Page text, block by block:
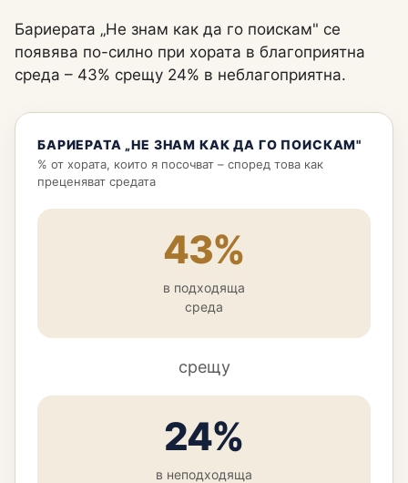
Бариерата „Не знам как да го поискам" се
появява по-силно при хората в благоприятна
среда – 43% срещу 24% в неблагоприятна.
БАРИЕРАТА „НЕ ЗНАМ КАК ДА ГО ПОИСКАМ"
% от хората, които я посочват – според това как
преценяват средата
43%
в подходяща
среда
срещу
24%
в неподходяща